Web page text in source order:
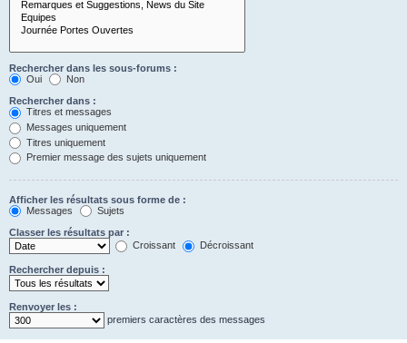
Rechercher dans les sous-forums :
Oui
Non
Rechercher dans :
Titres et messages
Messages uniquement
Titres uniquement
Premier message des sujets uniquement
Afficher les résultats sous forme de :
Messages
Sujets
Classer les résultats par :
Croissant
Décroissant
Rechercher depuis :
Renvoyer les :
premiers caractères des messages